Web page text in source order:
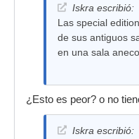
Iskra escribió:
Las special
de sus antiguos
en una sala
¿Esto es peor? o no
Iskra escribió: